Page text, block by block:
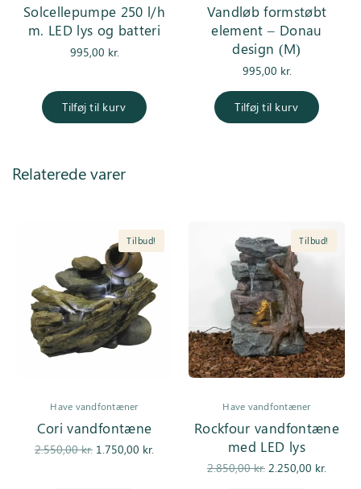
Solcellepumpe 250 l/h
m. LED lys og batteri
995,00 kr.
Tilføj til kurv
Vandløb formstøbt
element – Donau
design (M)
995,00 kr.
Tilføj til kurv
Relaterede varer
Tilbud!
Have vandfontæner
Cori vandfontæne
2.550,00kr.
Den
1.750,00 kr.
aktuelle pris
Tilbud!
Have vandfontæner
Rockfour vandfontæne
med LED lys
2.850,00kr.
Den
2.250,00 kr.